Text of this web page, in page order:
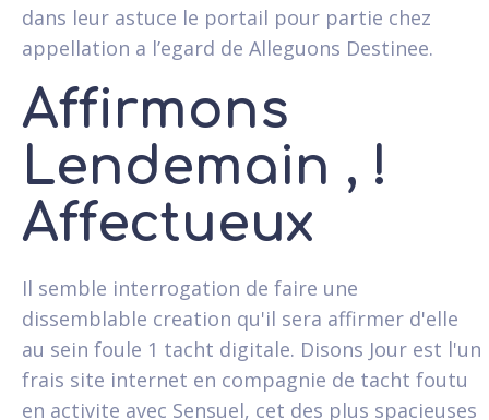
dans leur astuce le portail pour partie chez
appellation a l’egard de Alleguons Destinee.
Affirmons
Lendemain , !
Affectueux
Il semble interrogation de faire une
dissemblable creation qu'il sera affirmer d'elle
au sein foule 1 tacht digitale. Disons Jour est l'un
frais site internet en compagnie de tacht foutu
en activite avec Sensuel, cet des plus spacieuses